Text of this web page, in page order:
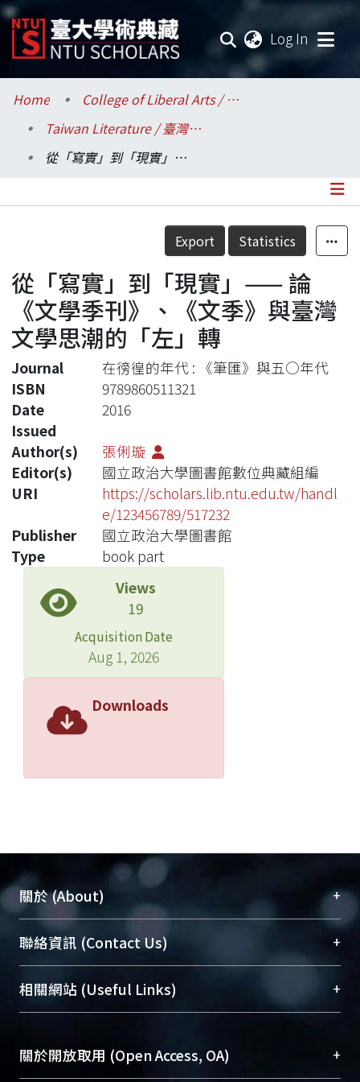
Log In
Communities & Collections
Research Outputs
Statistics
Home
College of Liberal Arts / 文學院
Taiwan Literature / 臺灣文學研究所
從「寫實」到「現實」—— 論《文學季刊》、《文季》與臺灣文學思潮的「左」轉
Details
Export Statistics
從「寫實」到「現實」—— 論
《文學季刊》、《文季》與臺灣
文學思潮的「左」轉
Journal
在徬徨的年代 : 《筆匯》與五○年代
ISBN
9789860511321
Date
Issued
2016
Author(s)
張俐璇
Editor(s)
國立政治大學圖書館數位典藏組編
URI
https://scholars.lib.ntu.edu.tw/handl
e/123456789/517232
Publisher
國立政治大學圖書館
Type
book part
Views
19
Acquisition Date
Aug 1, 2026
Downloads
關於 (About) +
臺大位居世界頂尖大學之列，為永久珍藏及向國際
展現本校豐碩的研究成果及學術能量，圖書館整合
機構典藏（NTUR）與學術庫（AH）不同功能平
台，成為臺大學術典藏NTU scholars。期能整合研
成果。
聯絡資訊 (Contact Us) +
總館學科館員(Main Library)
醫學圖書館學科館員(Medical Library)
Sciences Library)
相關網站 (Useful Links) +
關於開放取用 (Open Access, OA) +